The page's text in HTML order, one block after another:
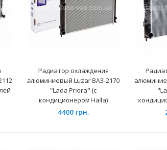
Радиатор охлаждения
алюминиевый ВАЗ 1118
Sport (алюминиево-паяный)
Радиатор охлаждения
алюминиевый Luzar ВАЗ-2170
"Lada Priora" (с
кондиционером Halla)
4400 грн.